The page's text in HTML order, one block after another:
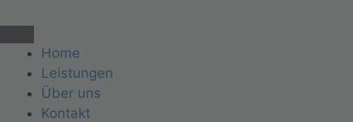
Home
Leistungen
Über uns
Kontakt